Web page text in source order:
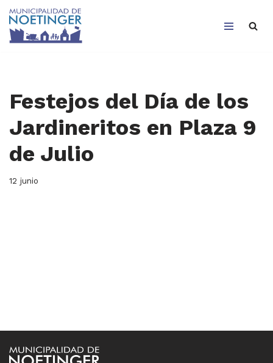
Saltar
Festejos del Día de los
Jardineritos en Plaza 9
de Julio
12 junio